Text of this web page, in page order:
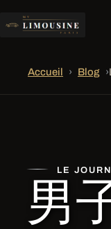
Accueil › Blog ›
LE
男